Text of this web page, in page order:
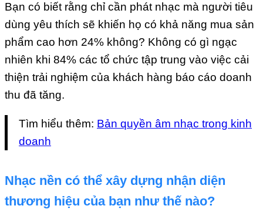
Bạn có biết rằng chỉ cần phát nhạc mà người tiêu
dùng yêu thích sẽ khiến họ có khả năng mua sản
phẩm cao hơn 24% không? Không có gì ngạc
nhiên khi 84% các tổ chức tập trung vào việc cải
thiện trải nghiệm của khách hàng báo cáo doanh
thu đã tăng.
Tìm hiểu thêm: Bản quyền âm nhạc trong kinh
doanh
Nhạc nền có thể xây dựng nhận diện
thương hiệu của bạn như thế nào?